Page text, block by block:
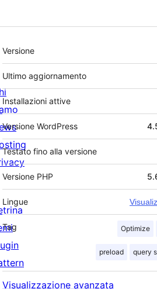
Meta
Versione
Ultimo aggiornamento
Installazioni attive
Versione WordPress
Testato fino alla versione
Versione PHP
Lingue
Tag Optimize
preload query
Visualizzazione avanzata